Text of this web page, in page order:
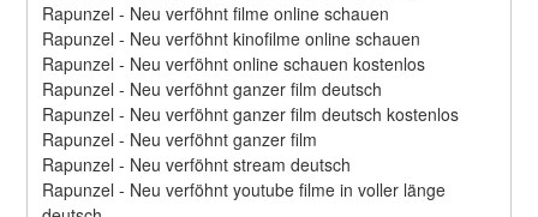
Rapunzel - Neu verföhnt filme online schauen
Rapunzel - Neu verföhnt kinofilme online schauen
Rapunzel - Neu verföhnt online schauen kostenlos
Rapunzel - Neu verföhnt ganzer film deutsch
Rapunzel - Neu verföhnt ganzer film deutsch kostenlos
Rapunzel - Neu verföhnt ganzer film
Rapunzel - Neu verföhnt stream deutsch
Rapunzel - Neu verföhnt youtube filme in voller länge